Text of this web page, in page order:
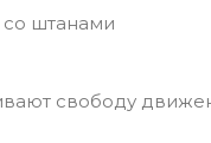
со штанами
свободу